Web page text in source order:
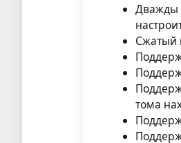
Дважды
Сжатый
тома